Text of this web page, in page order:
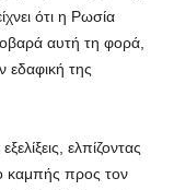
ότι η Ρωσία
αυτή τη φορά,
εδαφική της
ελπίζοντας
καμπής προς τον